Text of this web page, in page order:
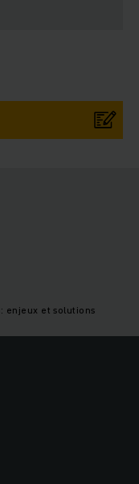
enjeux et solutions